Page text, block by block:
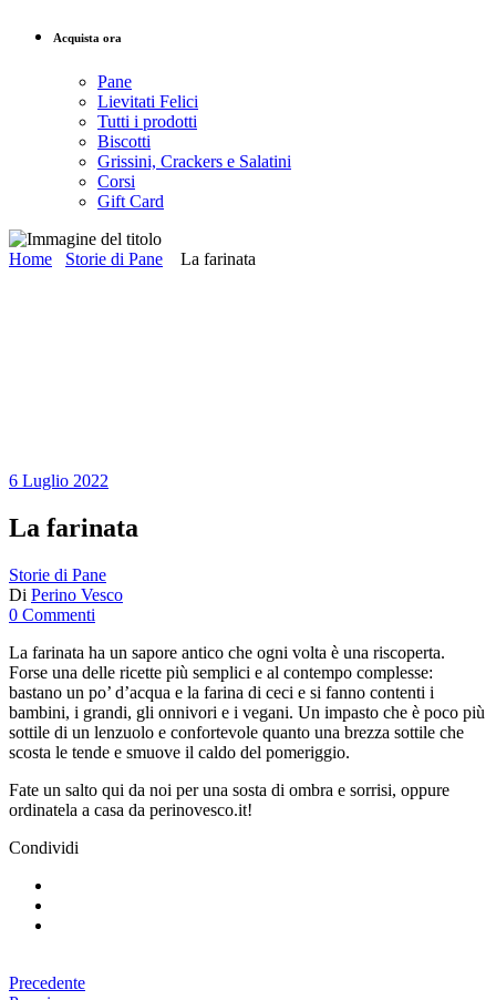
Acquista ora
Pane
Lievitati Felici
Tutti i prodotti
Biscotti
Grissini, Crackers e Salatini
Corsi
Gift Card
Home Storie di Pane La farinata
6 Luglio 2022
La farinata
Storie di Pane
Di Perino Vesco
0 Commenti
La farinata ha un sapore antico che ogni volta è una riscoperta.
Forse una delle ricette più semplici e al contempo complesse:
bastano un po’ d’acqua e la farina di ceci e si fanno contenti i
bambini, i grandi, gli onnivori e i vegani. Un impasto che è poco più
sottile di un lenzuolo e confortevole quanto una brezza sottile che
scosta le tende e smuove il caldo del pomeriggio.
Fate un salto qui da noi per una sosta di ombra e sorrisi, oppure
ordinatela a casa da perinovesco.it!
Condividi
Precedente